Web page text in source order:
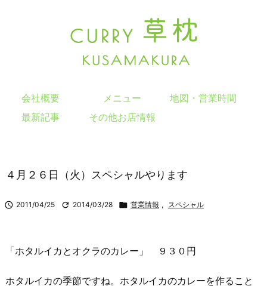
会社概要 メニュー
地図・営業時間
最新記事
その他お店情報
４月２６日（火）スペシャルやります
 2011/04/25  2014/03/28  営業情報 , スペシャル
「ホタルイカとオクラのカレー」 ９３０円
ホタルイカの季節ですね。ホタルイカのカレーを作ること